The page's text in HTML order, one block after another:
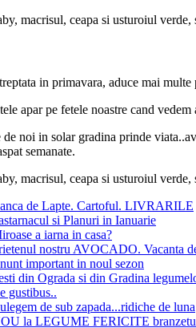
macrisul, ceapa si usturoiul
in primavara, aduce mai
apar pe fetele noastre cand vedem
noi in solar gradina prinde
semanate.
macrisul, ceapa si usturoiul
de Lapte. Cartoful. LIVRARILE
si Planuri in Ianuarie
a iarna in casa?
nostru AVOCADO. Vacanta
important in noul sezon
din Ograda si din Gradina
gustibus..
de sub zapada...ridiche de luna
la LEGUME FERICITE